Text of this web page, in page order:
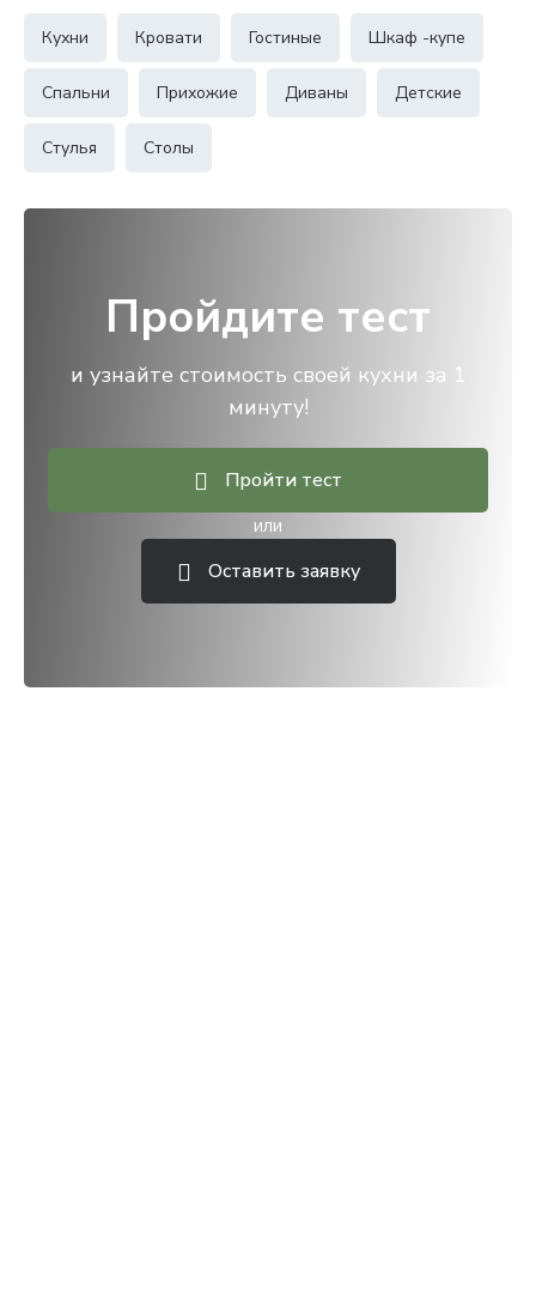
Кухни Кровати Гостиные Шкаф -купе
Спальни Прихожие Диваны Детские
Стулья Столы
Пройдите тест
и узнайте стоимость своей кухни за 1
минуту!
Пройти тест
или
Оставить заявку